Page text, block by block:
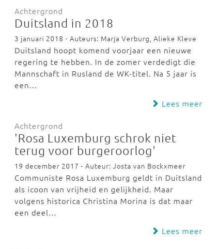
Achtergrond
Duitsland in 2018
3 januari 2018 - Auteurs: Marja Verburg, Alieke Kleve
Duitsland hoopt komend voorjaar een nieuwe
regering te hebben. In de zomer verdedigt die
Mannschaft in Rusland de WK-titel. Na 5 jaar is
een…
Lees meer
Achtergrond
'Rosa Luxemburg schrok niet
terug voor burgeroorlog'
19 december 2017 - Auteur: Josta van Bockxmeer
Communiste Rosa Luxemburg geldt in Duitsland
als icoon van vrijheid en gelijkheid. Maar
volgens historica Christina Morina is dat maar
een deel…
Lees meer